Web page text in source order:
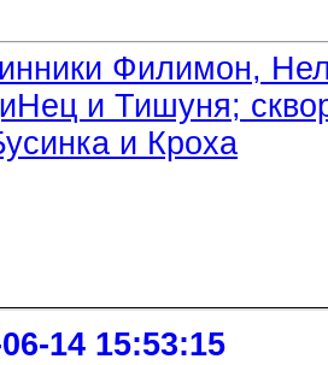
Филимон,
и Тишуня;
и Кроха
14 15:53:15